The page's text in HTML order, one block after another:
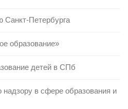
Санкт-Петербурга
образование»
детей в СПб
в сфере образования и